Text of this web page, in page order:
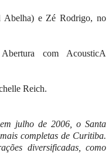
Abelha) e Zé Rodrigo, no
com AcousticA
Reich.
julho de 2006, o Santa
completas de Curitiba.
diversificadas, como